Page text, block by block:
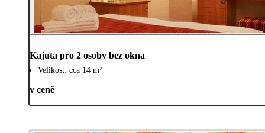
Kajuta pro 2 osoby bez okna
Velikost: cca 14 m²
v ceně